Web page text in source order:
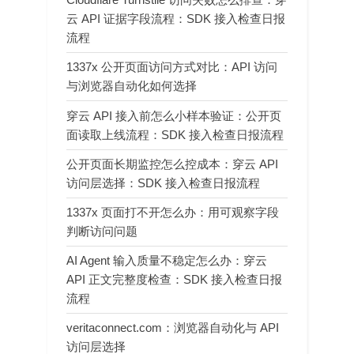
云 API 证据字段流程：SDK 接入检查日报
流程
1337x 公开页面访问方式对比：API 访问
与浏览器自动化如何选择
穿云 API 接入前怎么小样本验证：公开页
面读取上线流程：SDK 接入检查日报流程
公开页面长期监控怎么控成本：穿云 API
访问层选择：SDK 接入检查日报流程
1337x 页面打不开怎么办：用可观察字段
判断访问问题
AI Agent 输入质量不稳定怎么办：穿云
API 正文完整度检查：SDK 接入检查日报
流程
veritaconnect.com：浏览器自动化与 API
访问层选择